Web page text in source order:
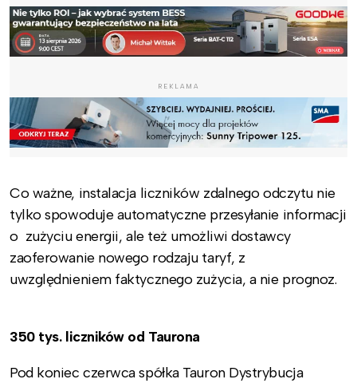
REKLAMA
Co ważne, instalacja liczników zdalnego odczytu nie
tylko spowoduje automatyczne przesyłanie informacji
o zużyciu energii, ale też umożliwi dostawcy
zaoferowanie nowego rodzaju taryf, z
uwzględnieniem faktycznego zużycia, a nie prognoz.
350 tys. liczników od Taurona
Pod koniec czerwca spółka Tauron Dystrybucja